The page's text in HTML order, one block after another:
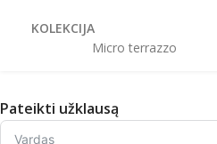
KOLEKCIJA
Micro terrazzo
Pateikti užklausą